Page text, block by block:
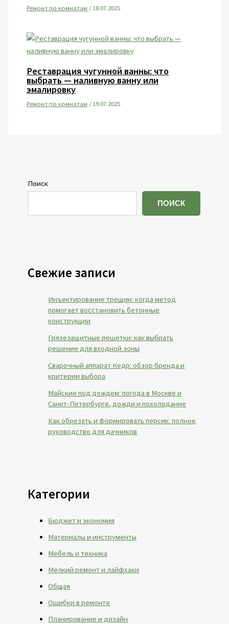
Ремонт по комнатам /18.07.2025
Реставрация чугунной ванны: что
выбрать — наливную ванну или
эмалировку
Ремонт по комнатам /19.07.2025
Поиск
ПОИСК
Свежие записи
Инъектирование трещин: когда метод
помогает восстановить бетонные
конструкции
Грязезащитные решетки: как выбрать
решение для входной зоны
Сварочный аппарат Кедр: обзор бренда и
критерии выбора
Майские под дождем: погода в Москве и
Санкт-Петербурге, дожди и похолодание
Как обрезать и формировать персик: полное
руководство для дачников
Категории
Бюджет и экономия
Материалы и инструменты
Мебель и техника
Мелкий ремонт и лайфхаки
Общая
Ошибки в ремонте
Планирование и дизайн